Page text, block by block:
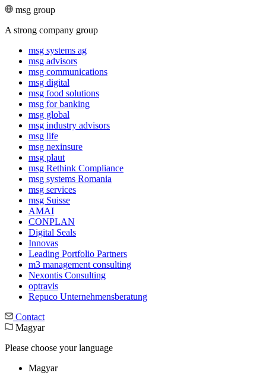
msg group
A strong company group
msg systems ag
msg advisors
msg commu­ni­ca­tions
msg digital
msg food solutions
msg for banking
msg global
msg industry advisors
msg life
msg nexinsure
msg plaut
msg Rethink Compli­ance
msg systems Romania
msg services
msg Suisse
AMAI
CONPLAN
Digital Seals
Innovas
Leading Port­folio Partners
m3 manage­ment consul­ting
Nexontis Consulting
optravis
Repuco Unternehmensberatung
Contact
Magyar
Please choose your language
Magyar